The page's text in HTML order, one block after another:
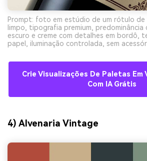
Prompt: foto em estúdio de um rótulo de
limpo, tipografia premium, predominância
escuro e creme com detalhes em bordô,
papel, iluminação controlada, sem
Crie Visualizações De Paletas Em
Com IA Grátis
4) Alvenaria Vintage